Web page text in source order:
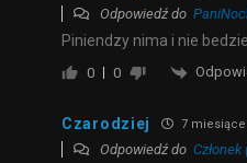
Odpowiedź do
Piniendzy nima i nie
0 0
Czarodziej 7
Odpowiedź do